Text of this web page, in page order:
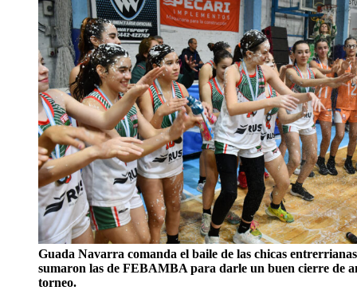
Guada Navarra comanda el baile de las chicas entrerrianas
sumaron las de FEBAMBA para darle un buen cierre de
torneo.